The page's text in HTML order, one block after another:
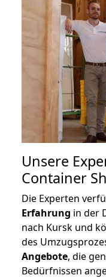
Unsere
Container
Die Experten
Erfahrung in der
nach Kursk und
des
Angebote, die
Bedürfnissen